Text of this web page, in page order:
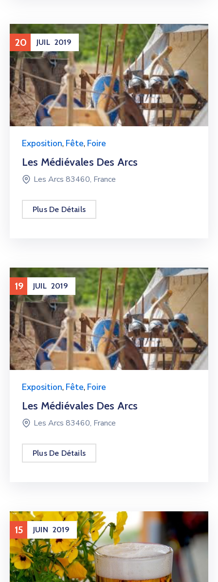
20 JUIL 2019
Exposition, Fête, Foire
Les Médiévales Des Arcs
Les Arcs 83460, France
Plus De Détails
19 JUIL 2019
Exposition, Fête, Foire
Les Médiévales Des Arcs
Les Arcs 83460, France
Plus De Détails
15 JUIN 2019